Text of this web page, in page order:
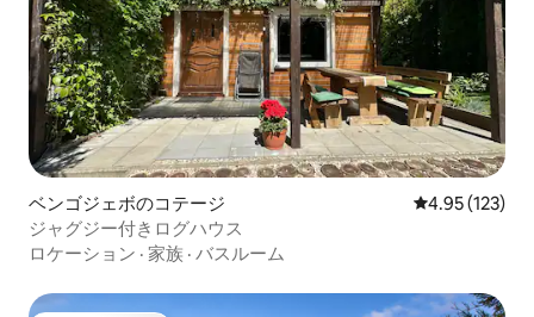
ベンゴジェボのコテージ レビュー123
4.95 (123)
ジャグジー付きログハウス
ロケーション · 家族 · バスルーム